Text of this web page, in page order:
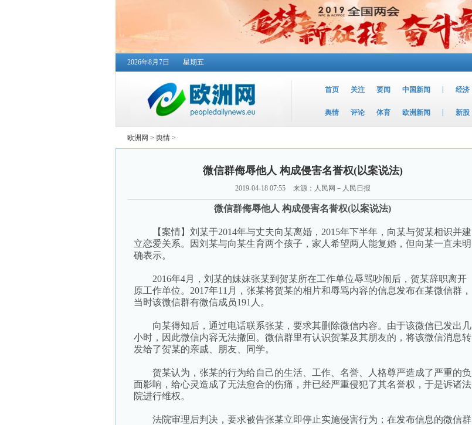
2026年8月7日 星期五
首页 关注 要闻 中国新闻 经济
舆情 评论 体育 欧洲新闻 新股
欧洲网 > 舆情 >
微信群侮辱他人 构成侵害名誉权(以案说法)
2019-04-18 07:55 来源：人民网－人民日报
微信群侮辱他人 构成侵害名誉权(以案说法)
【案情】刘某于2014年与丈夫向某离婚，2015年下半年，向某与贺某相识并建
立恋爱关系。因刘某与向某生育两个孩子，家人希望两人能复婚，但向某一直未明
确表示。
2016年4月，刘某的妹妹张某到贺某所在工作单位辱骂吵闹后，贺某辞职离开
原工作单位。2017年11月，张某将贺某的相片和辱骂内容的信息发布在某微信群，
当时该微信群有微信成员191人。
向某得知后，通过电话联系张某，要求其删除微信内容。由于该微信已发出几
小时，因此微信内容无法撤回。微信群里有认识贺某及其朋友的，将该微信消息转
发给了贺某的亲戚、朋友、同学。
贺某认为，张某的行为给自己的生活、工作、名誉、人格尊严造成了严重的负
面影响，给心灵造成了无法愈合的伤痛，并已经严重侵犯了其名誉权，于是诉诸法
院进行维权。
法院审理后判决，要求被告张某立即停止实施侵害行为；在发布信息的微信群